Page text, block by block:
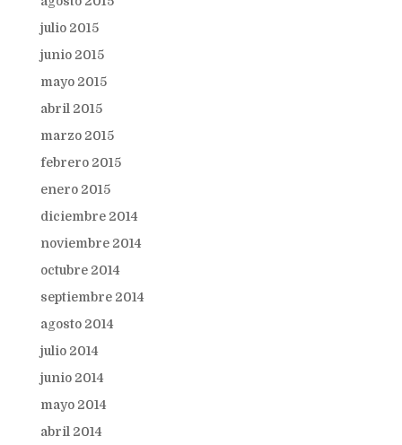
julio 2015
junio 2015
mayo 2015
abril 2015
marzo 2015
febrero 2015
enero 2015
diciembre 2014
noviembre 2014
octubre 2014
septiembre 2014
agosto 2014
julio 2014
junio 2014
mayo 2014
abril 2014